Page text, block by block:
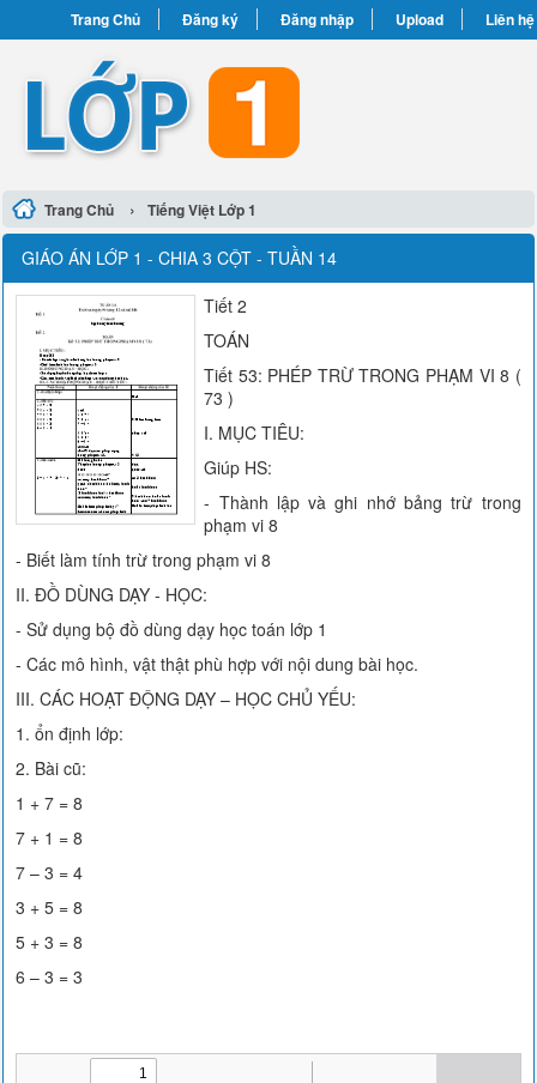
Trang Chủ Đăng ký Đăng nhập Upload Liên hệ
Trang Chủ › Tiếng Việt Lớp 1
GIÁO ÁN LỚP 1 - CHIA 3 CỘT - TUẦN 14
Tiết 2
TOÁN
Tiết 53: PHÉP TRỪ TRONG PHẠM VI 8 (
73 )
I. MỤC TIÊU:
Giúp HS:
- Thành lập và ghi nhớ bảng trừ trong
phạm vi 8
- Biết làm tính trừ trong phạm vi 8
II. ĐỒ DÙNG DẠY - HỌC:
- Sử dụng bộ đồ dùng dạy học toán lớp 1
- Các mô hình, vật thật phù hợp với nội dung bài học.
III. CÁC HOẠT ĐỘNG DẠY – HỌC CHỦ YẾU:
1. ổn định lớp:
2. Bài cũ:
1 + 7 = 8
7 + 1 = 8
7 – 3 = 4
3 + 5 = 8
5 + 3 = 8
6 – 3 = 3